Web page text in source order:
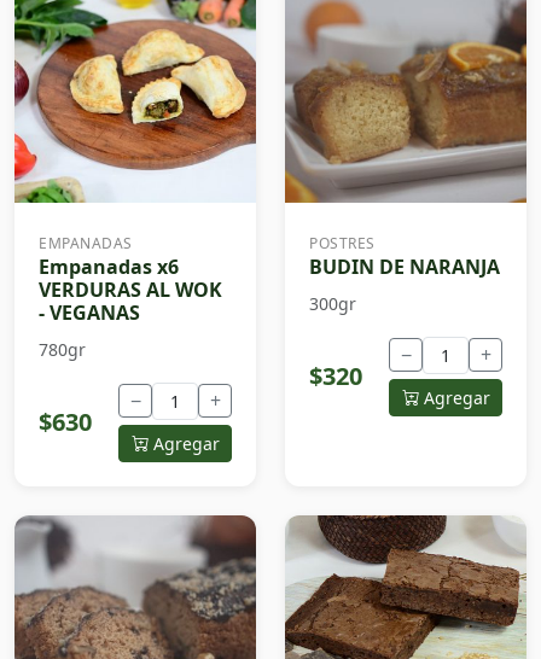
EMPANADAS
Empanadas x6
VERDURAS AL WOK
- VEGANAS
780gr
$630
− +
Agregar
POSTRES
BUDIN DE NARANJA
300gr
$320
− +
Agregar